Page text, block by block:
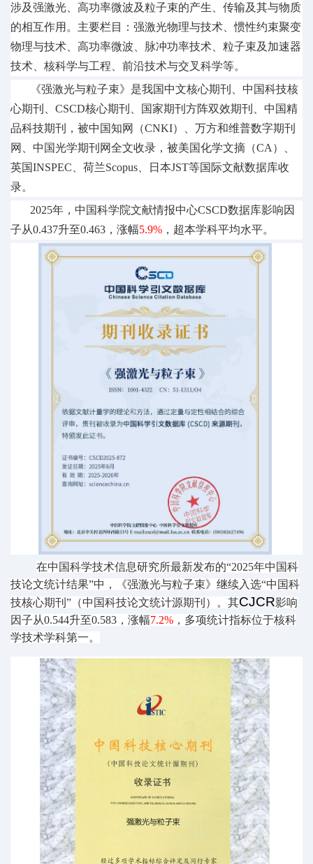
涉及强激光、高功率微波及粒子束的产生、传输及其与物质
的相互作用。主要栏目：强激光物理与技术、惯性约束聚变
物理与技术、高功率微波、脉冲功率技术、粒子束及加速器
技术、核科学与工程、前沿技术与交叉科学等。
《强激光与粒子束》是我国中文核心期刊、中国科技核
心期刊、 CSCD核心期刊、国家期刊方阵双效期刊、中国精
品科技期刊，被中国知网（CNKI）、万方和维普数字期刊
网、中国光学期刊网全文收录，被美国化学文摘（CA）、
英国INSPEC、荷兰Scopus、日本JST等国际文献数据库收
录。
2025年，中国科学院文献情报中心CSCD数据库影响因
子从0.437升至0.463，涨幅5.9% ，超本学科平均水平。
在中国科学技术信息研究所最新发布的“2025年中国科
技论文统计结果”中，《强激光与粒子束》继续入选“中国科
技核心期刊”（中国科技论文统计源期刊）。 其CJCR影响
因子从0.544升至0.583，涨幅7.2% ，多项统计指标位于核科
学技术学科第一。